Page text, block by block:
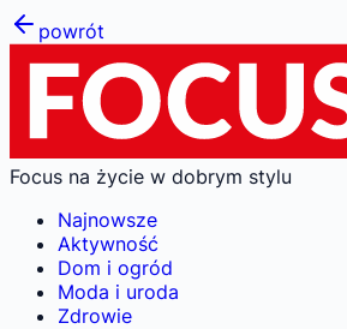
powrót
Focus na życie w dobrym stylu
Najnowsze
Aktywność
Dom i ogród
Moda i uroda
Zdrowie